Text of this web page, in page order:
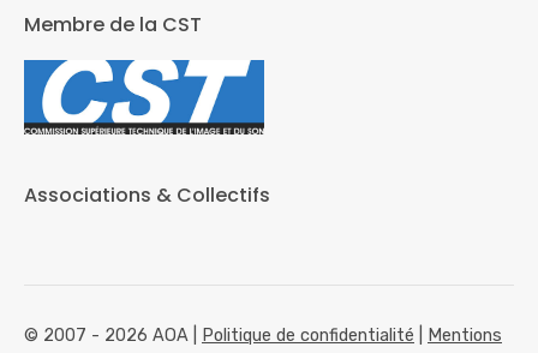
Membre de la CST
Associations & Collectifs
© 2007 - 2026 AOA | Politique de confidentialité Mentions